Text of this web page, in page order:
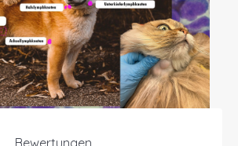
Bewertungen